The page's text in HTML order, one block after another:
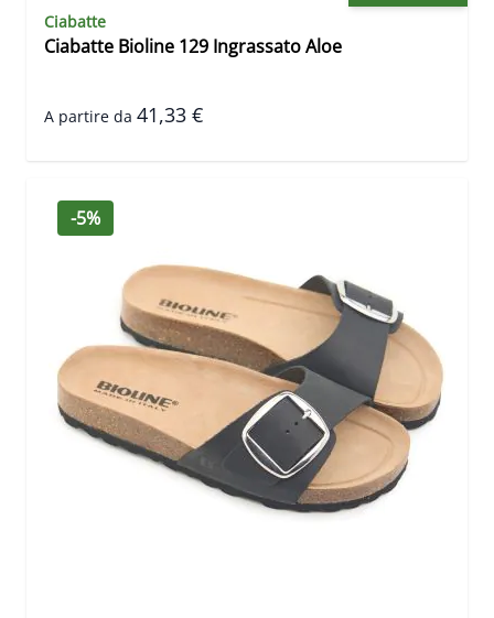
Ciabatte
Ciabatte Bioline 129 Ingrassato Aloe
A partire da 41,33 €
-5%